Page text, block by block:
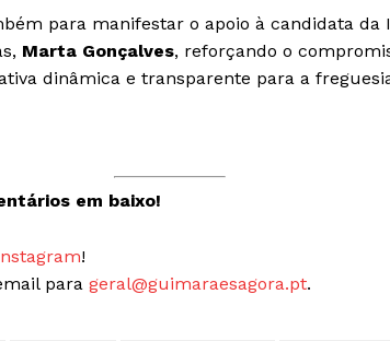
para manifestar o apoio à candidata
Marta Gonçalves, reforçando o
dinâmica e transparente para a
em baixo!
!
para geral@guimaraesagora.pt.